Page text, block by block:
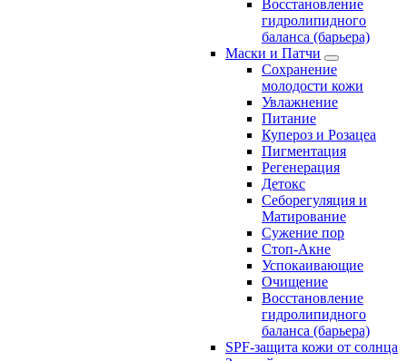
Восстановление
гидролипидного
баланса (барьера)
Маски и Патчи
Сохранение
молодости кожи
Увлажнение
Питание
Купероз и Розацеа
Пигментация
Регенерация
Детокс
Себорегуляция и
Матирование
Сужение пор
Стоп-Акне
Успокаивающие
Очищение
Восстановление
гидролипидного
баланса (барьера)
SPF-защита кожи от солнца